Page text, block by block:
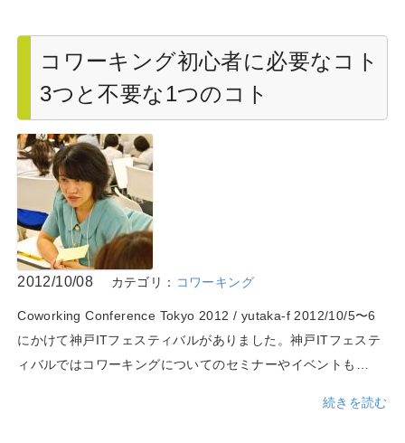
コワーキング初心者に必要なコト
3つと不要な1つのコト
2012/10/08 カテゴリ： コワーキング
Coworking Conference Tokyo 2012 / yutaka-f 2012/10/5〜6
にかけて神戸ITフェスティバルがありました。神戸ITフェステ
ィバルではコワーキングについてのセミナーやイベントも…
続きを読む